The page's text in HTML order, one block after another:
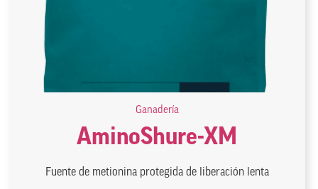
Ganadería
AminoShure-XM
Fuente de metionina protegida de liberación lenta